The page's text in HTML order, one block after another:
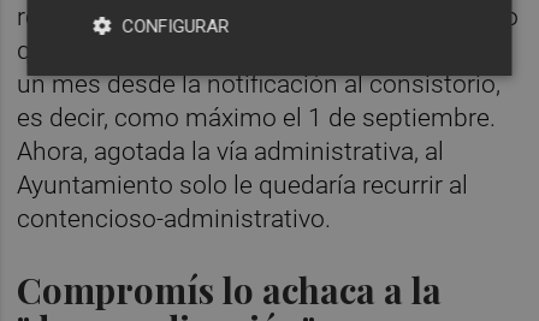
recurso potestativo contra esa decisión, algo
que debía haberse producido en el plazo de
un mes desde la notificación al consistorio,
es decir, como máximo el 1 de septiembre.
Ahora, agotada la vía administrativa, al
Ayuntamiento solo le quedaría recurrir al
contencioso-administrativo.
Compromís lo achaca a la
CONFIGURAR